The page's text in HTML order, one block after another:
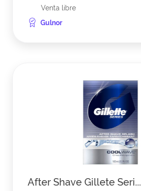
Venta libre
Gulnor
After Shave Gillete Seri...